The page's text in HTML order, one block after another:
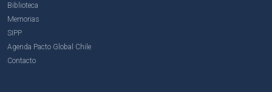
Biblioteca
Memorias
SIPP
Agenda Pacto Global Chile
Contacto